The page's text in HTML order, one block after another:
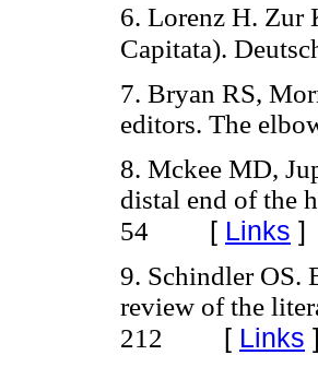
6. Lorenz H. Zur
Capitata).
7. Bryan RS,
editors. The
8. Mckee MD,
distal end of the
54 [ Links ]
9. Schindler OS.
review of the
212 [ Links ]